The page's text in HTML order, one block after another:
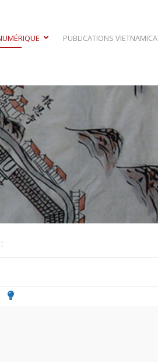
PUBLICATIONS VIETNAMICA